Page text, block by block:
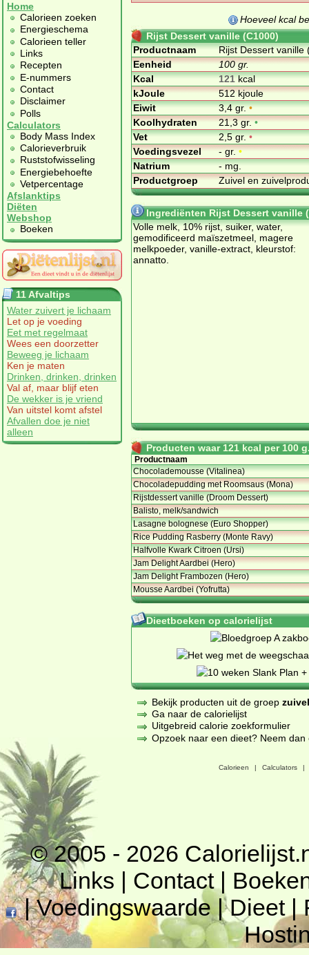
Home
Calorieen zoeken
Energieschema
Calorieen teller
Links
Recepten
E-nummers
Contact
Disclaimer
Polls
Calculators
Body Mass Index
Calorieverbruik
Ruststofwisseling
Energiebehoefte
Vetpercentage
Afslanktips
Diëten
Webshop
Boeken
11 Afvaltips
Water zuivert je lichaam
Let op je voeding
Eet met regelmaat
Wees een doorzetter
Beweeg je lichaam
Ken je maten
Drinken, drinken, drinken
Val af, maar blijf eten
De wekker is je vriend
Van uitstel komt afstel
Afvallen doe je niet
alleen
Hoeveel kcal
Rijst Dessert vanille (C1000)
Productnaam
Rijst Dessert vanille
Eenheid
100 gr.
Kcal
121kcal
kJoule
512 kjoule
Eiwit
3,4 gr.•
Koolhydraten
21,3 gr.•
Vet
2,5 gr.•
Voedingsvezel
- gr.•
Natrium
- mg.
Productgroep
Zuivel en
Ingrediënten Rijst Dessert vanille
Volle melk, 10% rijst, suiker, water,
gemodificeerd maïszetmeel, magere
melkpoeder, vanille-extract, kleurstof:
annatto.
Producten waar 121 kcal per 100
Productnaam
Chocolademousse (Vitalinea)
Chocoladepudding met Roomsaus (Mona)
Rijstdessert vanille (Droom Dessert)
Balisto, melk/sandwich
Lasagne bolognese (Euro Shopper)
Rice Pudding Rasberry (Monte Ravy)
Halfvolle Kwark Citroen (Ursi)
Jam Delight Aardbei (Hero)
Jam Delight Frambozen (Hero)
Mousse Aardbei (Yofrutta)
Dieetboeken op calorielijst
Bekijk producten uit de groep
Ga naar de calorielijst
Uitgebreid calorie zoekformulier
Opzoek naar een dieet? Neem
Calorieen | Calculators |
© 2005 - 2026
Links | Contact|
|Voedingswaarde|Dieet|